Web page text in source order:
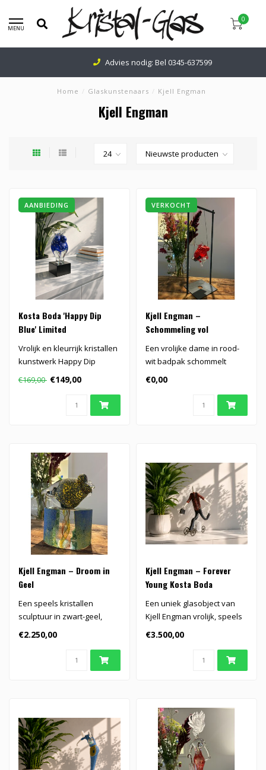
MENU
0
Advies nodig: Bel0345-637599
Home / Glaskunstenaars / Kjell Engman
Kjell Engman
AANBIEDING
Kosta Boda 'Happy Dip
Blue' Limited
Vrolijk en kleurrijk kristallen
kunstwerk Happy Dip
Blauw, ontworpen door Kjell
€169,00 €149,00
VERKOCHT
Kjell Engman –
Schommeling vol
Levenslust
Een vrolijke dame in rood-
wit badpak schommelt
gewichtloos door de lucht,
gevang..
€0,00
Kjell Engman – Droom in
Geel
Een speels kristallen
sculptuur in zwart-geel,
gedragen door een
kleurrijke spir..
€2.250,00
Kjell Engman – Forever
Young Kosta Boda
Een uniek glasobject van
Kjell Engman vrolijk, speels
en geïnspireerd door de e..
€3.500,00